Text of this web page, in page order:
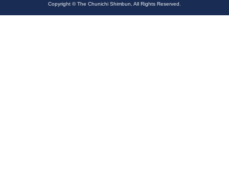
Copyright © The Chunichi Shimbun, All Rights Reserved.